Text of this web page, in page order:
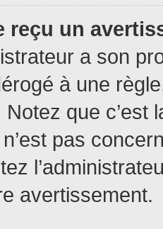
reçu un
a son
à une
que c’est
pas
avertissement.